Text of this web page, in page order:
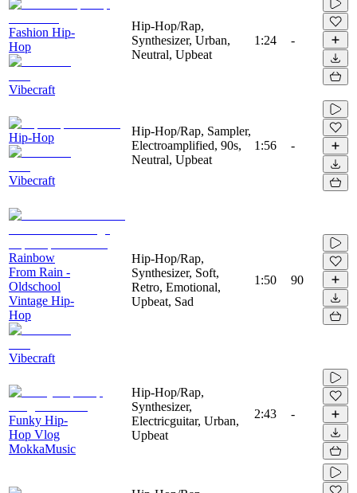
Fashion Hip-
Hop
Vibecraft
Hip-Hop/Rap,
Synthesizer, Urban,
Neutral, Upbeat
1:24 -
Hip-Hop
Vibecraft
Hip-Hop/Rap, Sampler,
Electroamplified, 90s,
Neutral, Upbeat
1:56 -
Rainbow
From Rain -
Oldschool
Vintage Hip-
Hop
Vibecraft
Hip-Hop/Rap,
Synthesizer, Soft,
Retro, Emotional,
Upbeat, Sad
1:50 90
Funky Hip-
Hop Vlog
MokkaMusic
Hip-Hop/Rap,
Synthesizer,
Electricguitar, Urban,
Upbeat
2:43 -